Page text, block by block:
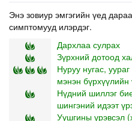
Энэ зовиур эмгэгийн үед
симптомууд илэрдэг.
Дархлаа сулрах
Зүрхний дотоод
Нуруу нугас,
мэнэн
Нүдний шиллэг
шингэний идээт
Уушгины үрэвсэл